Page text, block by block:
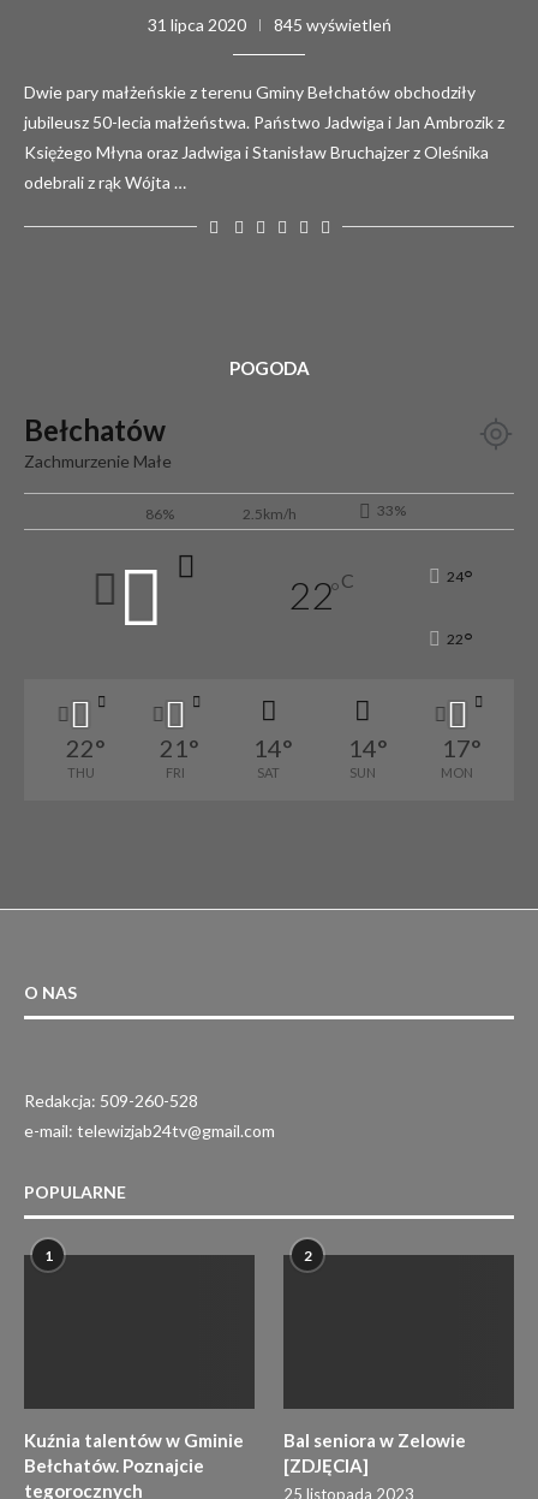
31 lipca 2020 845 wyświetleń
Dwie pary małżeńskie z terenu Gminy Bełchatów obchodziły
jubileusz 50-lecia małżeństwa. Państwo Jadwiga i Jan Ambrozik z
Księżego Młyna oraz Jadwiga i Stanisław Bruchajzer z Oleśnika
odebrali z rąk Wójta …
POGODA
Bełchatów
Zachmurzenie Małe
86% 2.5km/h 33%
22°C 24°
22°
22°
THU
21 °
FRI
14°
SAT
14°
SUN
17°
MON
O NAS
Redakcja: 509-260-528
e-mail: telewizjab24tv@gmail.com
POPULARNE
1
Kuźnia talentów w Gminie
Bełchatów. Poznajcie
tegorocznych
2
Bal seniora w Zelowie
[ZDJĘCIA]
25 listopada 2023